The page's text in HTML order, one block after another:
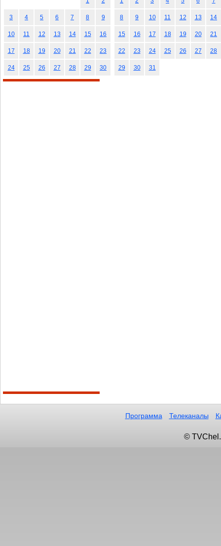
3 4 5 6 7 8 9
10 11 12 13 14 15 16
17 18 19 20 21 22 23
24 25 26 27 28 29 30
8 9 10 11 12 13 14
15 16 17 18 19 20 21
22 23 24 25 26 27 28
29 30 31
Программа Телеканалы
©